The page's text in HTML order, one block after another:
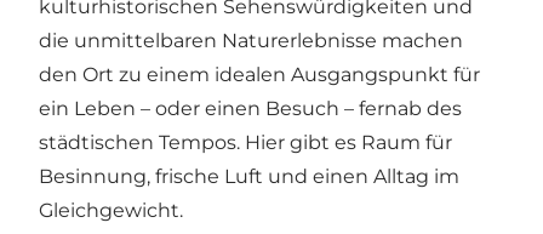
kulturhistorischen Sehenswürdigkeiten und
die unmittelbaren Naturerlebnisse machen
den Ort zu einem idealen Ausgangspunkt für
ein Leben – oder einen Besuch – fernab des
städtischen Tempos. Hier gibt es Raum für
Besinnung, frische Luft und einen Alltag im
Gleichgewicht.